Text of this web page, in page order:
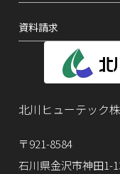
資料請求
北川ヒューテック
〒921-8584
石川県金沢市神田1-